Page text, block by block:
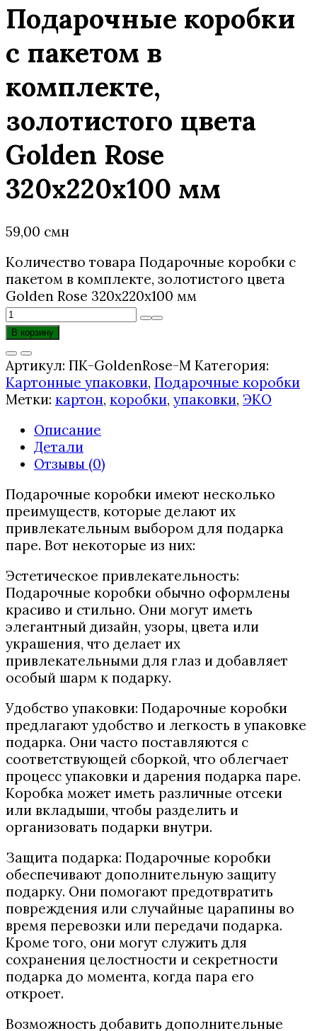
Подарочные коробки
с пакетом в
комплекте,
золотистого цвета
Golden Rose
320x220x100 мм
59,00 смн
Количество товара Подарочные коробки с
пакетом в комплекте, золотистого цвета
Golden Rose 320x220x100 мм
В корзину
Артикул: ПК-GoldenRose-M Категория:
Картонные упаковки, Подарочные коробки
Метки: картон, коробки, упаковки, ЭКО
Описание
Детали
Отзывы (0)
Подарочные коробки имеют несколько
преимуществ, которые делают их
привлекательным выбором для подарка
паре. Вот некоторые из них:
Эстетическое привлекательность:
Подарочные коробки обычно оформлены
красиво и стильно. Они могут иметь
элегантный дизайн, узоры, цвета или
украшения, что делает их
привлекательными для глаз и добавляет
особый шарм к подарку.
Удобство упаковки: Подарочные коробки
предлагают удобство и легкость в упаковке
подарка. Они часто поставляются с
соответствующей сборкой, что облегчает
процесс упаковки и дарения подарка паре.
Коробка может иметь различные отсеки
или вкладыши, чтобы разделить и
организовать подарки внутри.
Защита подарка: Подарочные коробки
обеспечивают дополнительную защиту
подарку. Они помогают предотвратить
повреждения или случайные царапины во
время перевозки или передачи подарка.
Кроме того, они могут служить для
сохранения целостности и секретности
подарка до момента, когда пара его
откроет.
Возможность добавить дополнительные